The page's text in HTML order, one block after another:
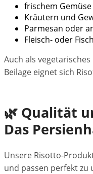
frischem Gemüse
Kräutern und
Parmesan oder
Fleisch- oder
Auch als
Beilage eignet sich
🌿 Qualität
Das
Unsere Risotto-
und passen perfekt zu